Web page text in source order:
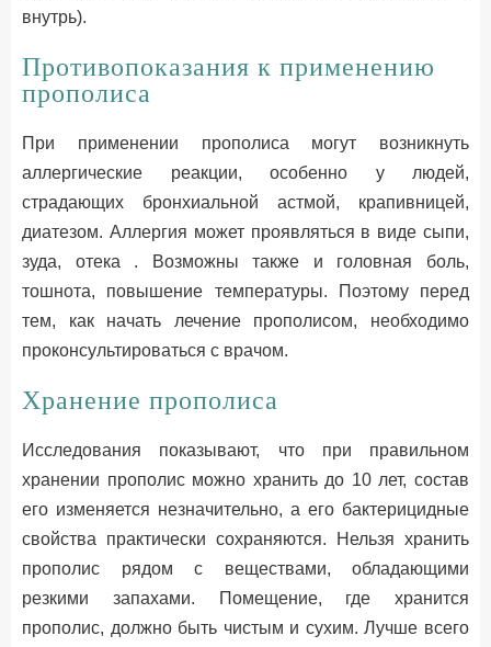
внутрь).
Противопоказания к применению
прополиса
При применении прополиса могут возникнуть
аллергические реакции, особенно у людей,
страдающих бронхиальной астмой, крапивницей,
диатезом. Аллергия может проявляться в виде сыпи,
зуда, отека . Возможны также и головная боль,
тошнота, повышение температуры. Поэтому перед
тем, как начать лечение прополисом, необходимо
проконсультироваться с врачом.
Хранение прополиса
Исследования показывают, что при правильном
хранении прополис можно хранить до 10 лет, состав
его изменяется незначительно, а его бактерицидные
свойства практически сохраняются. Нельзя хранить
прополис рядом с веществами, обладающими
резкими запахами. Помещение, где хранится
прополис, должно быть чистым и сухим. Лучше всего